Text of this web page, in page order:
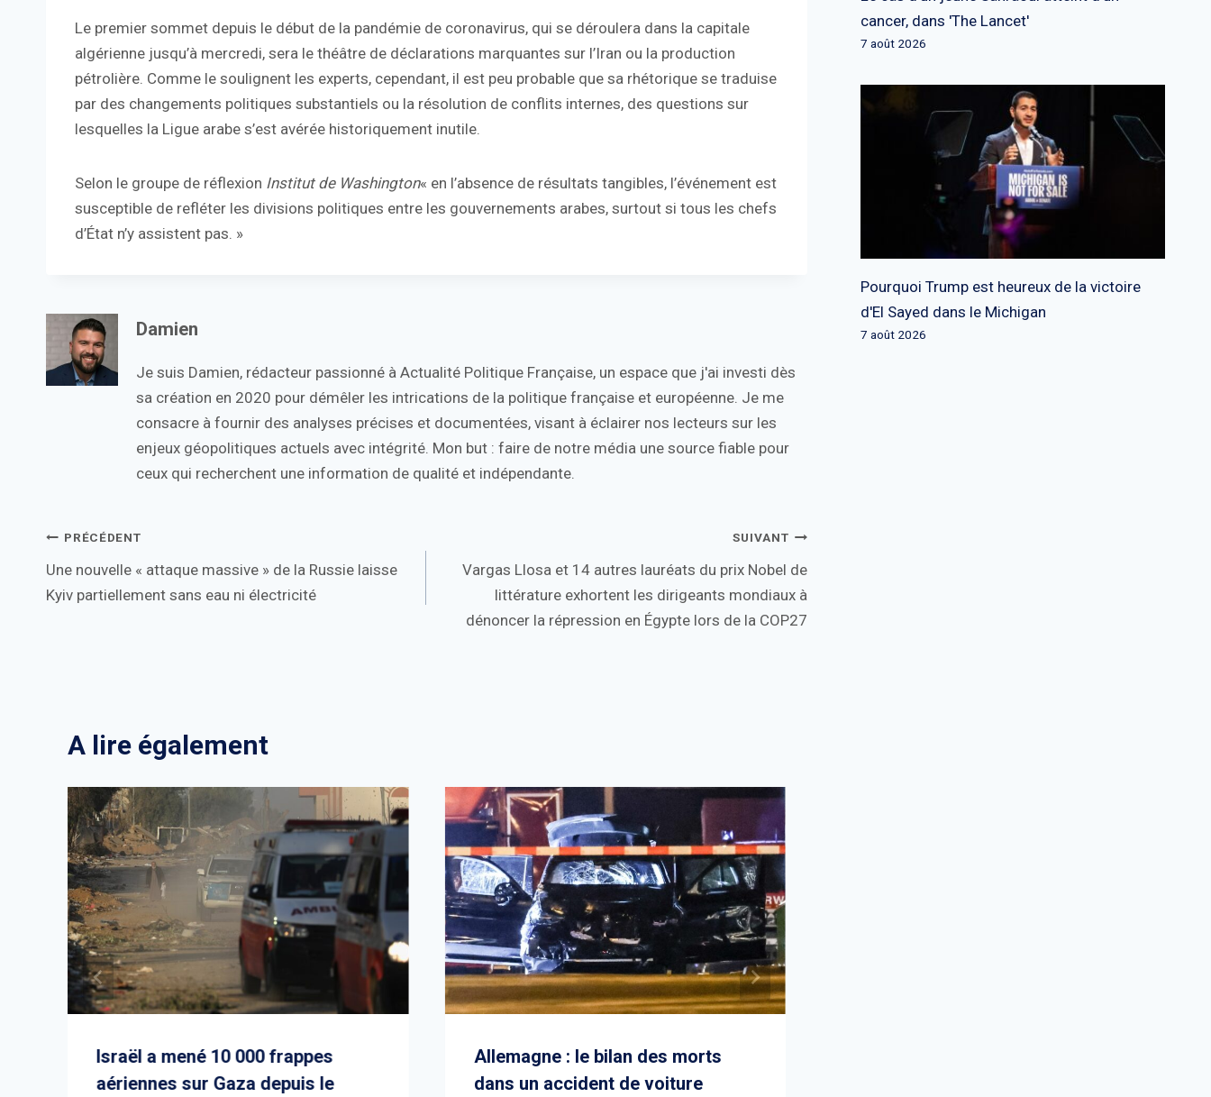
Le premier sommet depuis le début de la pandémie de coronavirus, qui se déroulera dans la capitale
algérienne jusqu’à mercredi, sera le théâtre de déclarations marquantes sur l’Iran ou la production
pétrolière. Comme le soulignent les experts, cependant, il est peu probable que sa rhétorique se traduise
par des changements politiques substantiels ou la résolution de conflits internes, des questions sur
lesquelles la Ligue arabe s’est avérée historiquement inutile.
Selon le groupe de réflexion Institut de Washington« en l’absence de résultats tangibles, l’événement est
susceptible de refléter les divisions politiques entre les gouvernements arabes, surtout si tous les chefs
d’État n’y assistent pas. »
Damien
Je suis Damien, rédacteur passionné à Actualité Politique Française, un espace que j'ai investi dès
sa création en 2020 pour démêler les intrications de la politique française et européenne. Je me
consacre à fournir des analyses précises et documentées, visant à éclairer nos lecteurs sur les
enjeux géopolitiques actuels avec intégrité. Mon but : faire de notre média une source fiable pour
ceux qui recherchent une information de qualité et indépendante.
Navigation
de
PRÉCÉDENT
Une nouvelle « attaque massive » de la Russie laisse
Kyiv partiellement sans eau ni électricité
SUIVANT
Vargas Llosa et 14 autres lauréats du prix Nobel de
littérature exhortent les dirigeants mondiaux à
dénoncer la répression en Égypte lors de la COP27
A lire également
Israël a mené 10 000 frappes
aériennes sur Gaza depuis le
Allemagne : le bilan des morts
dans un accident de voiture
cancer, dans 'The Lancet'
7 août 2026
Pourquoi Trump est heureux de la victoire
d'El Sayed dans le Michigan
7 août 2026